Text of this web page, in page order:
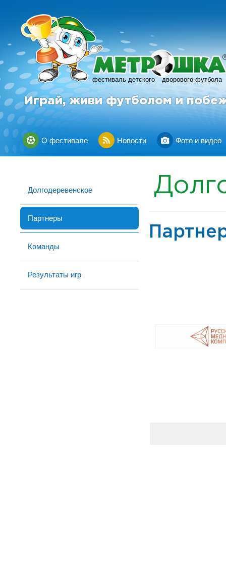
фестиваль детского дворового футбола
R
Играй, живи футболом и
О фестивале Новости Фото и видео
Долгодеревенское
Партнеры
Команды
Результаты игр